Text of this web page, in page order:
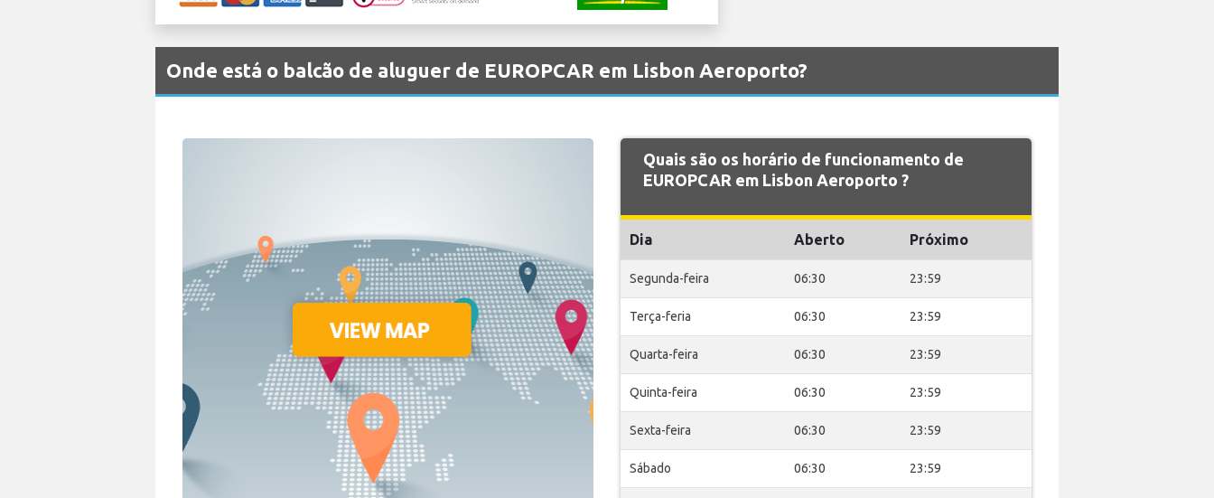
Onde está o balcão de aluguer de EUROPCAR em Lisbon Aeroporto?
Quais são os horário de funcionamento de
EUROPCAR em Lisbon Aeroporto ?
Dia Aberto Próximo
Segunda-feira 06:30 23:59
Terça-feria 06:30 23:59
Quarta-feira 06:30 23:59
Quinta-feira 06:30 23:59
Sexta-feira 06:30 23:59
Sábado 06:30 23:59